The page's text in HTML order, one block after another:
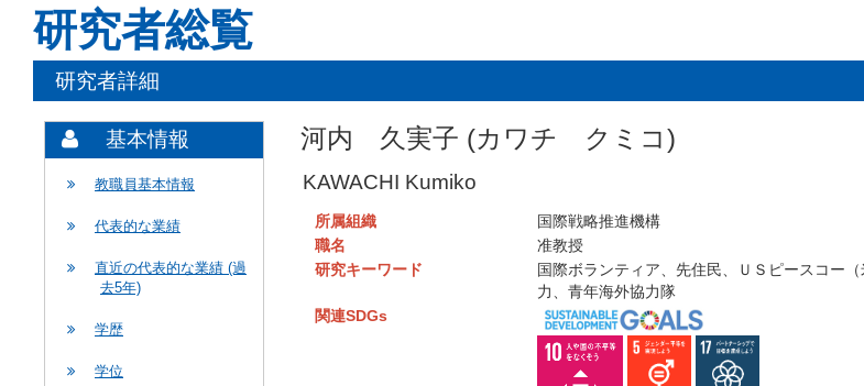
研究者総覧
研究者詳細
基本情報
教職員基本情報
代表的な業績
直近の代表的な業績 (過
去5年)
学歴
学位
河内 久実子 (カワチ クミコ)
KAWACHI Kumiko
所属組織
国際戦略推進機構
職名
准教授
研究キーワード
国際ボランティア、先住民、ＵＳピースコー
力、青年海外協力隊
関連SDGs